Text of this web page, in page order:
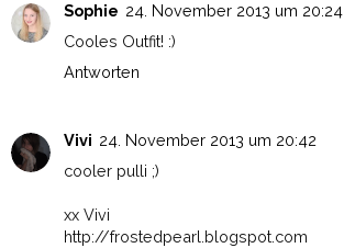
Sophie 24. November 2013 um 20:24
Cooles Outfit! :)
Antworten
Vivi 24. November 2013 um 20:42
cooler pulli ;)
xx Vivi
http://frostedpearl.blogspot.com